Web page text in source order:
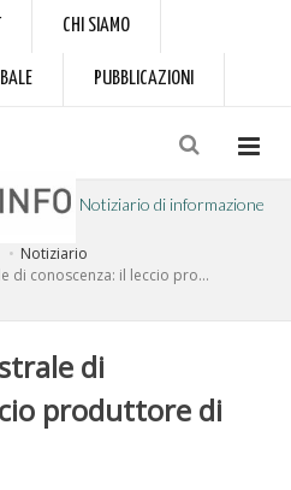
CHI SIAMO
PUBBLICAZIONI
Notiziario di informazione
Notiziario
di conoscenza: il leccio pro...
di
produttore di